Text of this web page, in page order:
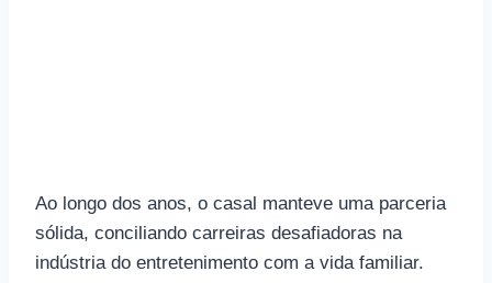
Ao longo dos anos, o casal manteve uma parceria
sólida, conciliando carreiras desafiadoras na
indústria do entretenimento com a vida familiar.